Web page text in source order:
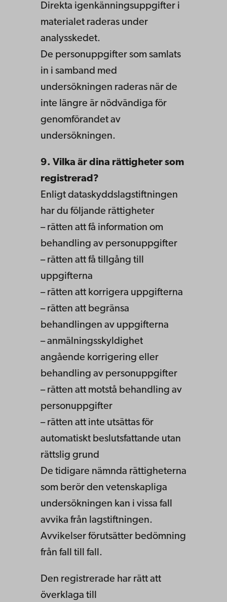
Direkta igenkänningsuppgifter i
materialet raderas under
analysskedet.
De personuppgifter som samlats
in i samband med
undersökningen raderas när de
inte längre är nödvändiga för
genomförandet av
undersökningen.
9. Vilka är dina rättigheter som
registrerad?
Enligt dataskyddslagstiftningen
har du följande rättigheter
– rätten att få information om
behandling av personuppgifter
– rätten att få tillgång till
uppgifterna
– rätten att korrigera uppgifterna
– rätten att begränsa
behandlingen av uppgifterna
– anmälningsskyldighet
angående korrigering eller
behandling av personuppgifter
– rätten att motstå behandling av
personuppgifter
– rätten att inte utsättas för
automatiskt beslutsfattande utan
rättslig grund
De tidigare nämnda rättigheterna
som berör den vetenskapliga
undersökningen kan i vissa fall
avvika från lagstiftningen.
Avvikelser förutsätter bedömning
från fall till fall.
Den registrerade har rätt att
överklaga till